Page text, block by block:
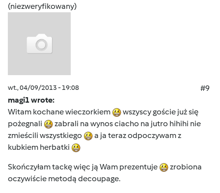
(niezweryfikowany)
wt., 04/09/2013 - 19:08
#9
magi1 wrote:
Witam kochane wieczorkiem
wszyscy goście już się
pożegnali
zabrali na wynos ciacho na jutro hihihi nie
zmieścili wszystkiego
a ja teraz odpoczywam z
kubkiem herbatki
Skończyłam tackę więc ją Wam prezentuje
zrobiona
oczywiście metodą decoupage.